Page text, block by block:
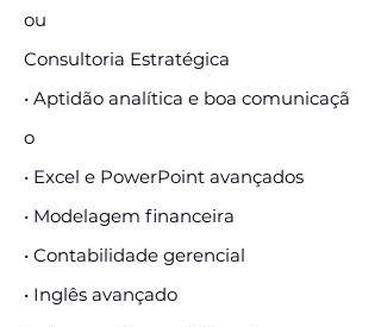
ou
Consultoria Estratégica
• Aptidão analítica e boa comunicaçã
o
• Excel e PowerPoint avançados
• Modelagem financeira
• Contabilidade gerencial
• Inglês avançado